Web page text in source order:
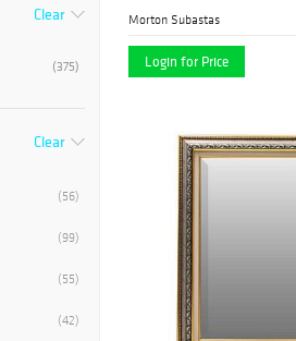
Clear
(375)
Clear
(56)
(99)
(55)
(42)
Morton Subastas
Login for Price